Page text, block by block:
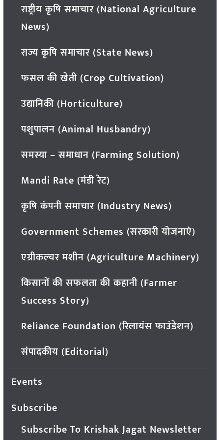
राष्ट्रीय कृषि समाचार (National Agriculture
News)
राज्य कृषि समाचार (State News)
फसल की खेती (Crop Cultivation)
उद्यानिकी (Horticulture)
पशुपालन (Animal Husbandry)
समस्या – समाधान (Farming Solution)
Mandi Rate (मंडी रेट)
कृषि कंपनी समाचार (Industry News)
Government Schemes (सरकारी योजनाएं)
एग्रीकल्चर मशीन (Agriculture Machinery)
किसानों की सफलता की कहानी (Farmer
Success Story)
Reliance Foundation (रिलायंस फाउंडेशन)
संपादकीय (Editorial)
Events
Subscribe
Subscribe To Krishak Jagat Newsletter